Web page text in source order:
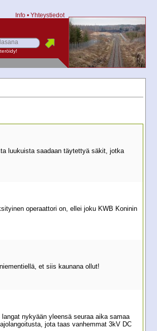
Info • Yhteystiedot
luukuista saadaan täytettyä säkit, jotka
operaattori on, ellei joku KWB Koninin
et siis kaunana ollut!
nykyään yleensä seuraa aika samaa
jota taas vanhemmat 3kV DC